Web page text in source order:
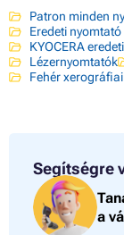
Patron minden
Eredeti
KYOCERA
Lézernyomtatók
Fehér
Segítségre
a